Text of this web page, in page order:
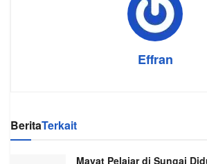
Effran
BeritaTerkait
Mayat Pelajar di Sungai